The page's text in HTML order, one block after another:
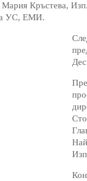
Кръстева,
УС, ЕМИ.